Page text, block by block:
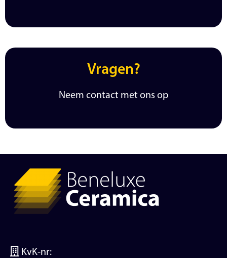
Vragen?
Neem contact met ons op
KvK-nr: